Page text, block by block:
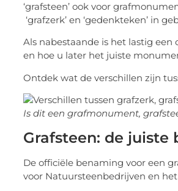
‘grafsteen’ ook voor
‘grafzerk’ en ‘gedenkteken’ in
Als nabestaande is het lastig
en hoe u later het juiste
Ontdek wat de verschillen zijn
Is dit een grafmonument,
Grafsteen: de juiste
De officiële benaming voor een
voor Natuursteenbedrijven en